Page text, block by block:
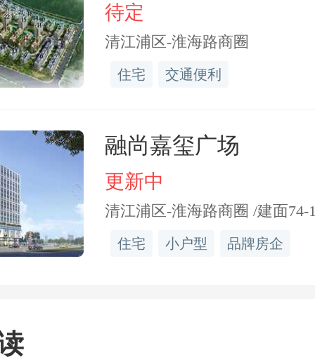
待定
清江浦区-淮海路商圈
住宅 交通便利
融尚嘉玺广场
更新中
清江浦区-淮海路商圈 /建面74-
住宅 小户型 品牌房企